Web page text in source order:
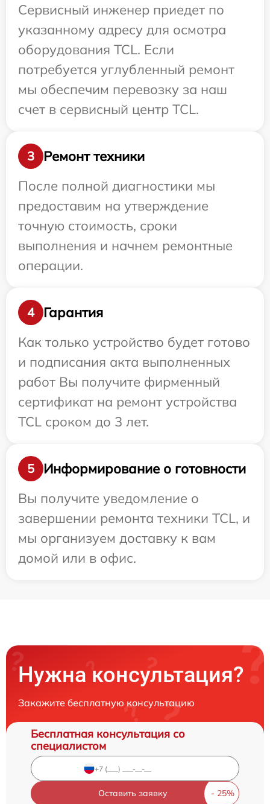
Сервисный инженер приедет по
указанному адресу для осмотра
оборудования TCL. Если
потребуется углубленный ремонт
мы обеспечим перевозку за наш
счет в сервисный центр TCL.
3
Ремонт техники
После полной диагностики мы
предоставим на утверждение
точную стоимость, сроки
выполнения и начнем ремонтные
операции.
4
Гарантия
Как только устройство будет готово
и подписания акта выполненных
работ Вы получите фирменный
сертификат на ремонт устройства
TCL сроком до 3 лет.
5
Информирование о готовности
Вы получите уведомление о
завершении ремонта техники TCL, и
мы организуем доставку к вам
домой или в офис.
Нужна консультация?
Закажите бесплатную консультацию
Бесплатная консультация со
специалистом
Оставить заявку